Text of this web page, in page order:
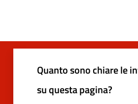
Quanto sono chiare le
su questa pagina?